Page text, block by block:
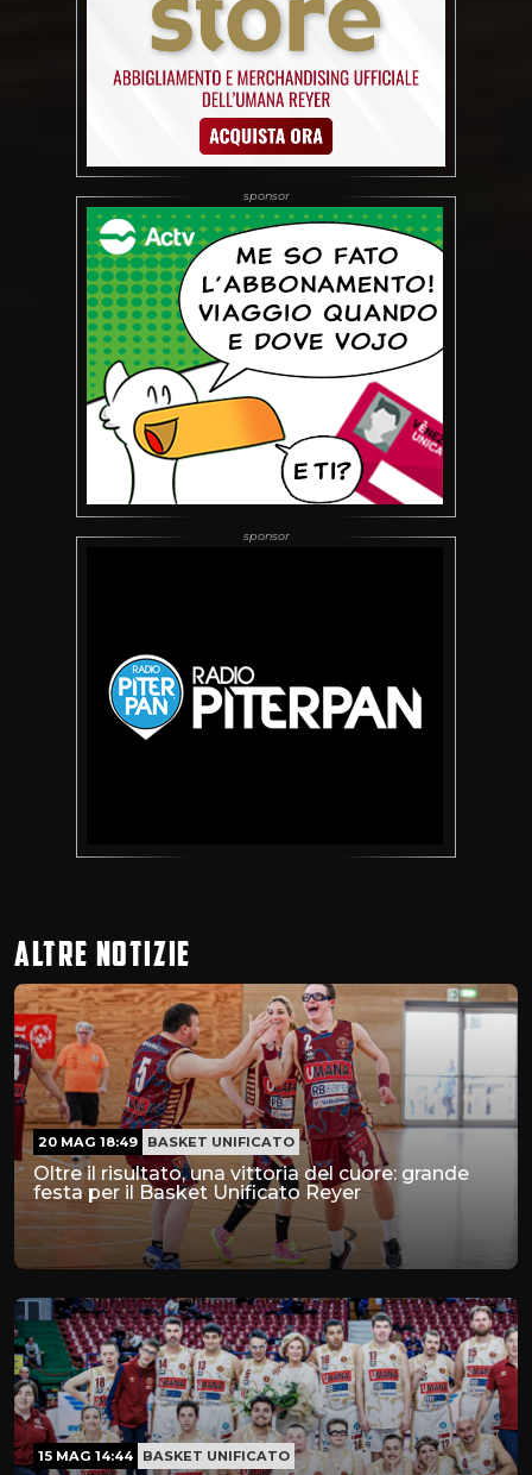
ALTRE NOTIZIE
Oltre il risultato, una vittoria del cuore: grande
festa per il Basket Unificato Reyer
20 MAG 18:49 BASKET UNIFICATO
15 MAG 14:44 BASKET UNIFICATO